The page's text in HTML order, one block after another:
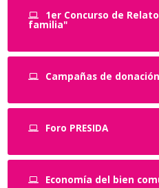
1er Concurso de
familia"
Campañas de
Foro PRESIDA
Economía del bien